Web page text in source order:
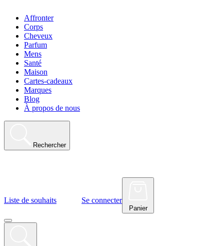
Affronter
Corps
Cheveux
Parfum
Mens
Santé
Maison
Cartes-cadeaux
Marques
Blog
À propos de nous
Rechercher
Liste de souhaits Se connecter
Panier